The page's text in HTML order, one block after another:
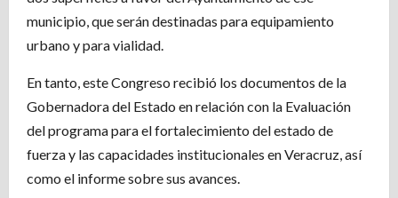
municipio, que serán destinadas para equipamiento
urbano y para vialidad.
En tanto, este Congreso recibió los documentos de la
Gobernadora del Estado en relación con la Evaluación
del programa para el fortalecimiento del estado de
fuerza y las capacidades institucionales en Veracruz, así
como el informe sobre sus avances.